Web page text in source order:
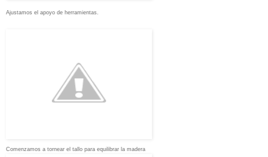
Ajustamos el apoyo de herramientas.
Comenzamos a tornear el tallo para equilibrar la madera